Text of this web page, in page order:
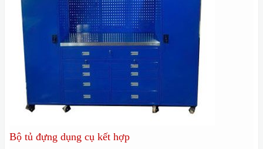
Bộ tủ đựng dụng cụ kết hợp